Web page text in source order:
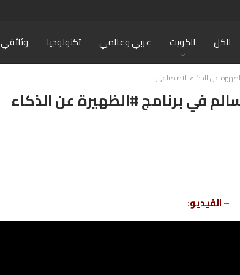
الكل الكويت عربي وعالمي تكنولوجيا وثائقي
عن الذكاء الاصطناعي
في برنامج #الظهيرة عن الذكاء
– الفيديو: